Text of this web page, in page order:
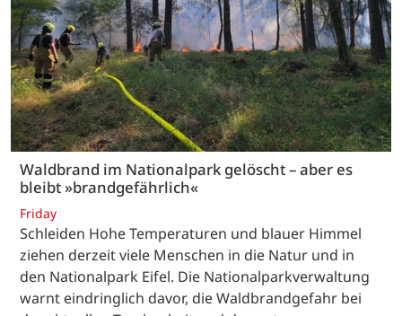
Waldbrand im Nationalpark gelöscht – aber es
bleibt »brandgefährlich«
Friday
Schleiden Hohe Temperaturen und blauer Himmel
ziehen derzeit viele Menschen in die Natur und in
den Nationalpark Eifel. Die Nationalparkverwaltung
warnt eindringlich davor, die Waldbrandgefahr bei